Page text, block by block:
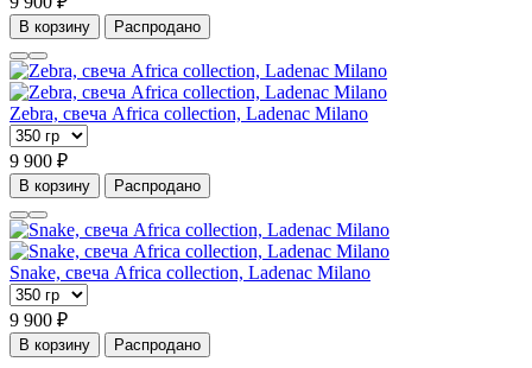
В корзину Распродано
Zebra, свеча Africa collection, Ladenac Milano
9 900 ₽
В корзину Распродано
Snake, свеча Africa collection, Ladenac Milano
9 900 ₽
В корзину Распродано